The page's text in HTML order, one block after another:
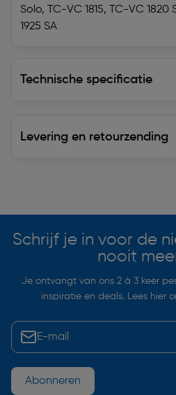
Solo, TC-VC 1815, TC-VC 1820
1925 SA
Technische specificatie
Levering en retourzending
Schrijf je in voor de
nooit
Je ontvangt van ons 2 à 3 keer
inspiratie en deals. Lees hier
Abonneren